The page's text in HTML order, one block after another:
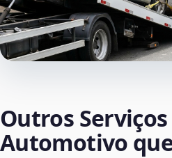
Outros
Automotivo